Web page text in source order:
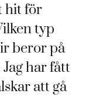
hit för
typ
beror på
har fått
att gå